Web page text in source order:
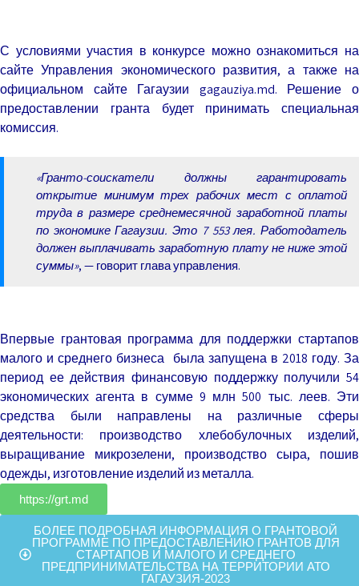
С условиями участия в конкурсе можно ознакомиться на
сайте Управления экономического развития, а также на
официальном сайте Гагаузии gagauziya.md. Решение о
предоставлении гранта будет принимать специальная
комиссия.
«Гранто-соискатели должны гарантировать
открытие минимум трех рабочих мест с оплатой
труда в размере среднемесячной заработной платы
по экономике Гагаузии. Это 7 553 лея. Работодатель
должен выплачивать заработную плату не ниже этой
суммы», — говорит глава управления.
Впервые грантовая программа для поддержки стартапов
малого и среднего бизнеса была запущена в 2018 году. За
период ее действия финансовую поддержку получили 54
экономических агента в сумме 9 млн 500 тыс. леев. Эти
средства были направлены на различные сферы
деятельности: производство хлебобулочных изделий,
выращивание микрозелени, производство сыра, пошив
одежды, изготовление изделий из металла.
https://grt.md
БОЛЕЕ ПОДРОБНАЯ ИНФОРМАЦИЯ О ГРАНТОВОЙ
ПРОГРАММЕ ПО ПРЕДОСТАВЛЕНИЮ ГРАНТОВ ДЛЯ
СТАРТАПОВ И МАЛОГО И СРЕДНЕГО
ПРЕДПРИНИМАТЕЛЬСТВА НА ТЕРРИТОРИИ АТО
ГАГАУЗИЯ-2023